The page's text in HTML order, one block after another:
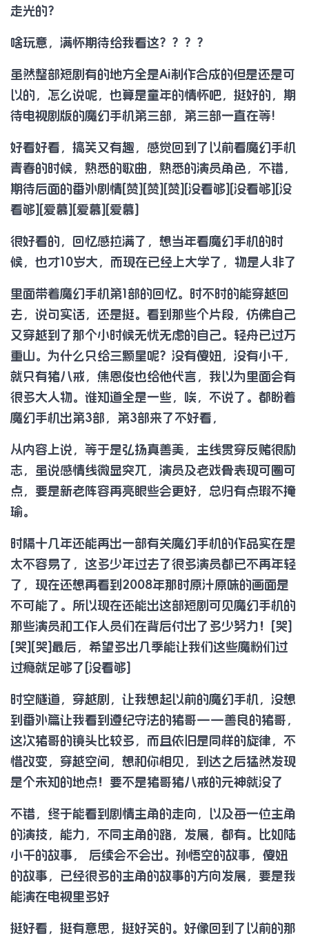
走光的？
啥玩意，满怀期待给我看这？？？？
虽然整部短剧有的地方全是Ai制作合成的但是还是可
以的，怎么说呢，也算是童年的情怀吧，挺好的，期
待电视剧版的魔幻手机第三部，第三部一直在等!
好看好看，搞笑又有趣，感觉回到了以前看魔幻手机
青春的时候，熟悉的歌曲，熟悉的演员角色，不错，
期待后面的番外剧情[赞][赞][赞][没看够][没看够][没
看够][爱慕][爱慕][爱慕]
很好看的，回忆感拉满了，想当年看魔幻手机的时
候，也才10岁大，而现在已经上大学了，物是人非了
里面带着魔幻手机第1部的回忆。时不时的能穿越回
去，说句实话，还是挺。看到那些个片段，仿佛自己
又穿越到了那个小时候无忧无虑的自己。轻舟已过万
重山。为什么只给三颗星呢？没有傻妞，没有小千，
就只有猪八戒，焦恩俊也给他代言，我以为里面会有
很多大人物。谁知道全是一些，唉，不说了。都盼着
魔幻手机出第3部，第3部来了不好看，
从内容上说，等于是弘扬真善美，主线贯穿反赌很励
志，虽说感情线微显突兀，演员及老戏骨表现可圈可
点，要是新老阵容再亮眼些会更好，总归有点瑕不掩
瑜。
时隔十几年还能再出一部有关魔幻手机的作品实在是
太不容易了，这多少年过去了很多演员都已不再年轻
了，现在还想再看到2008年那时原汁原味的画面是
不可能了。所以现在还能出这部短剧可见魔幻手机的
那些演员和工作人员们在背后付出了多少努力！[哭]
[哭][哭]最后，希望多出几季能让我们这些魔粉们过
过瘾就足够了[没看够]
时空隧道，穿越剧，让我想起以前的魔幻手机，没想
到番外篇让我看到遵纪守法的猪哥——善良的猪哥，
这次猪哥的镜头比较多，而且依旧是同样的旋律，不
惜改变，穿越空间，想和你相见，到达之后猛然发现
是个未知的地点！要不是猪哥猪八戒的元神就没了
不错，终于能看到剧情主角的走向，以及每一位主角
的演技，能力，不同主角的路，发展，都有。比如陆
小千的故事， 后续会不会出。孙悟空的故事，傻妞
的故事，已经很多的主角的故事的方向发展，要是我
能演在电视里多好
挺好看，挺有意思，挺好笑的。好像回到了以前的那